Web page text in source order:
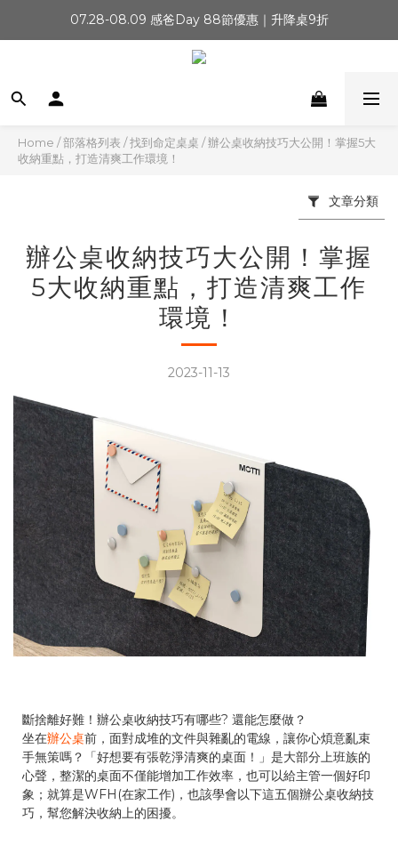
新會員首購禮500元
07.28-08.09 感爸Day 88節優惠｜升降桌9折
新會員首購禮500元
Home /部落格列表 /找到命定桌桌 /辦公桌收納技巧大公開！掌握5大
收納重點，打造清爽工作環境！
文章分類
辦公桌收納技巧大公開！掌握
5大收納重點，打造清爽工作
環境！
2023-11-13
斷捨離好難！辦公桌收納技巧有哪些? 還能怎麼做？
坐在辦公桌前，面對成堆的文件與雜亂的電線，讓你心煩意亂束
手無策嗎？「好想要有張乾淨清爽的桌面！」是大部分上班族的
心聲，整潔的桌面不僅能增加工作效率，也可以給主管一個好印
象；就算是WFH(在家工作)，也該學會以下這五個辦公桌收納技
巧，幫您解決收納上的困擾。